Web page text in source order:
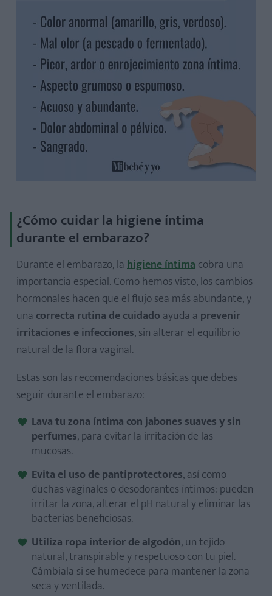
¿Cómo cuidar la higiene íntima
durante el embarazo?
Durante el embarazo, la higiene íntimacobra una
importancia especial. Como hemos visto, los cambios
hormonales hacen que el flujo sea más abundante, y
una correcta rutina de cuidado ayuda a prevenir
irritaciones e infecciones, sin alterar el equilibrio
natural de la flora vaginal.
Estas son las recomendaciones básicas que debes
seguir durante el embarazo:
Lava tu zona íntima con jabones suaves y sin
perfumes, para evitar la irritación de las
mucosas.
Evita el uso de pantiprotectores, así como
duchas vaginales o desodorantes íntimos: pueden
irritar la zona, alterar el pH natural y eliminar las
bacterias beneficiosas.
Utiliza ropa interior de algodón, un tejido
natural, transpirable y respetuoso con tu piel.
Cámbiala si se humedece para mantener la zona
seca y ventilada.